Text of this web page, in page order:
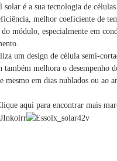
solar é a sua tecnologia de
melhor coeficiente de
módulo, especialmente em
um design de célula semi-
melhora o desempenho
em dias nublados ou ao
aqui para encontrar mais